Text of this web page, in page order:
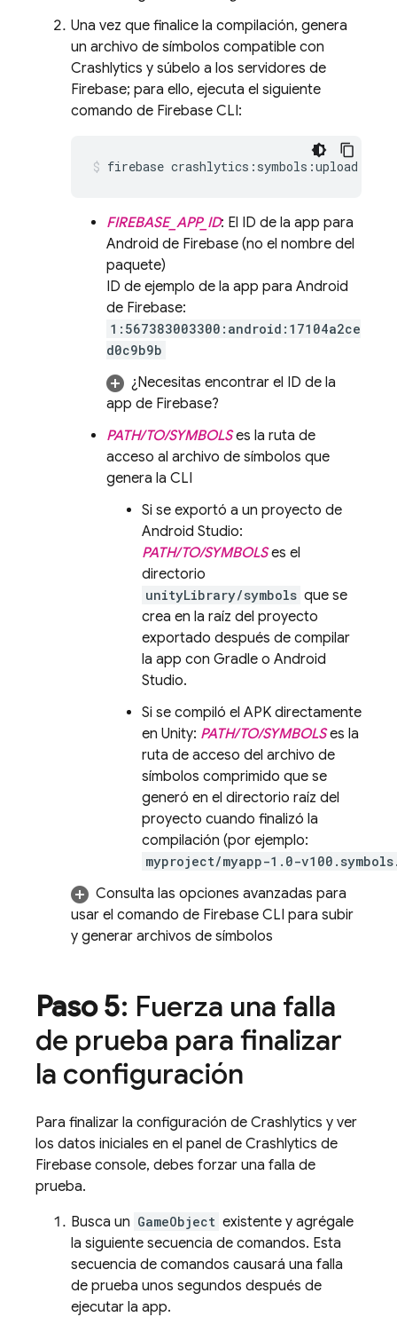
Una vez que finalice la compilación, genera
un archivo de símbolos compatible con
Crashlytics y súbelo a los servidores de
Firebase; para ello, ejecuta el siguiente
comando de Firebase CLI:
firebase crashlytics:symbols:upload --
FIREBASE_APP_ID: El ID de la app para
Android de Firebase (no el nombre del
paquete)
ID de ejemplo de la app para Android
de Firebase:
1:567383003300:android:17104a2ce
d0c9b9b
¿Necesitas encontrar el ID de la
app de Firebase?
PATH/TO/SYMBOLSes la ruta de
acceso al archivo de símbolos que
genera la CLI
Si se exportó a un proyecto de
Android Studio:
PATH/TO/SYMBOLSes el
directorio
unityLibrary/symbols que se
crea en la raíz del proyecto
exportado después de compilar
la app con Gradle o Android
Studio.
Si se compiló el APK directamente
en Unity: PATH/TO/SYMBOLSes la
ruta de acceso del archivo de
símbolos comprimido que se
generó en el directorio raíz del
proyecto cuando finalizó la
compilación (por ejemplo:
myproject/myapp-1.0-
Consulta las opciones avanzadas para
usar el comando de Firebase CLI para subir
y generar archivos de símbolos
Paso 5: Fuerza una falla
de prueba para finalizar
la configuración
Para finalizar la configuración de Crashlytics y ver
los datos iniciales en el panel de Crashlytics de
Firebase console, debes forzar una falla de
prueba.
Busca un GameObject existente y agrégale
la siguiente secuencia de comandos. Esta
secuencia de comandos causará una falla
de prueba unos segundos después de
ejecutar la app.